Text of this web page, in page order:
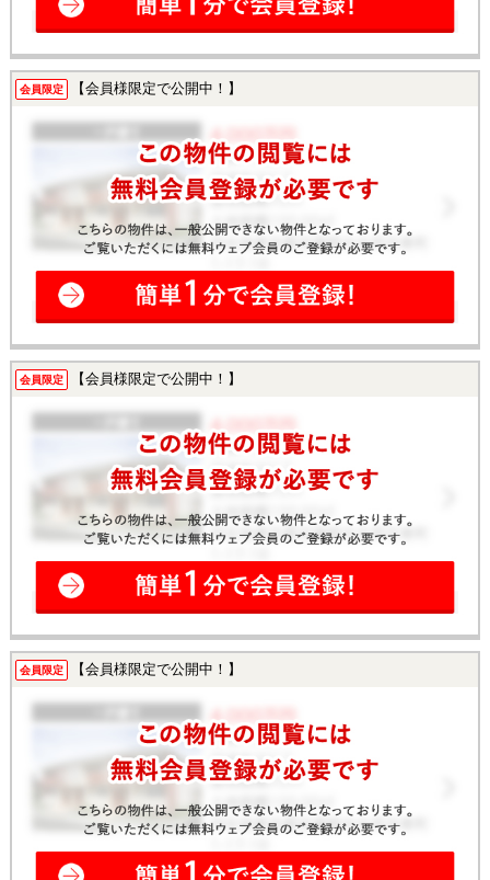
会員限定 【会員様限定で公開中！】
会員限定 【会員様限定で公開中！】
会員限定 【会員様限定で公開中！】